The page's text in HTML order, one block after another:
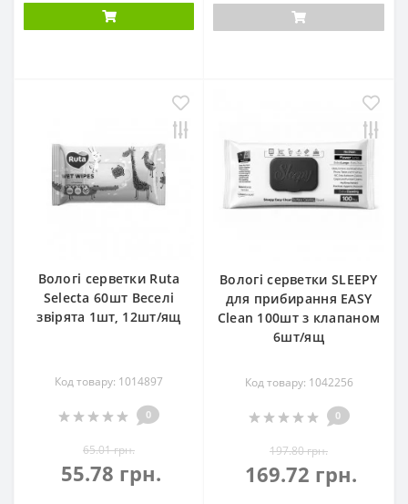
Вологі серветки Ruta
Selecta 60шт Веселі
звірята 1шт, 12шт/ящ
Код товару: 1014897
0
65.01 грн.
55.78 грн.
Вологі серветки SLEEPY
для прибирання EASY
Clean 100шт з клапаном
6шт/ящ
Код товару: 1042256
0
197.80 грн.
169.72 грн.